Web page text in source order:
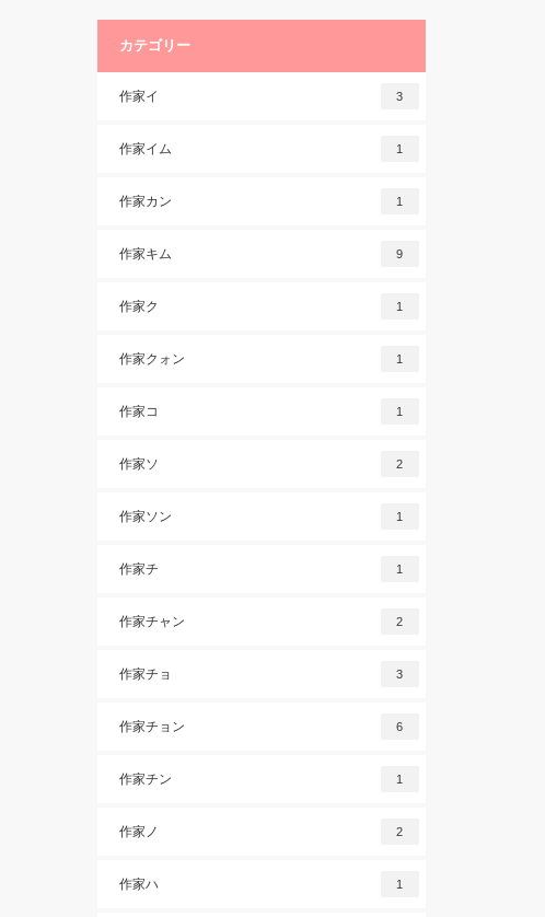
カテゴリー
作家イ 3
作家イム 1
作家カン 1
作家キム 9
作家ク 1
作家クォン 1
作家コ 1
作家ソ 2
作家ソン 1
作家チ 1
作家チャン 2
作家チョ 3
作家チョン 6
作家チン 1
作家ノ 2
作家ハ 1